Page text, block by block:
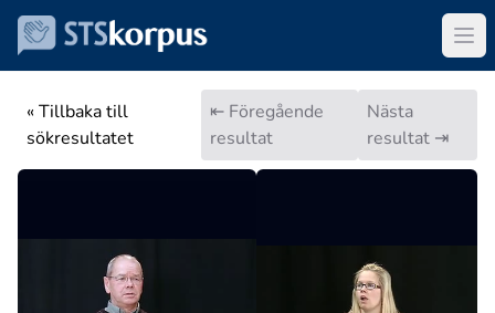
« Tillbaka till
sökresultatet
⇤ Föregående
resultat
Nästa
resultat ⇥